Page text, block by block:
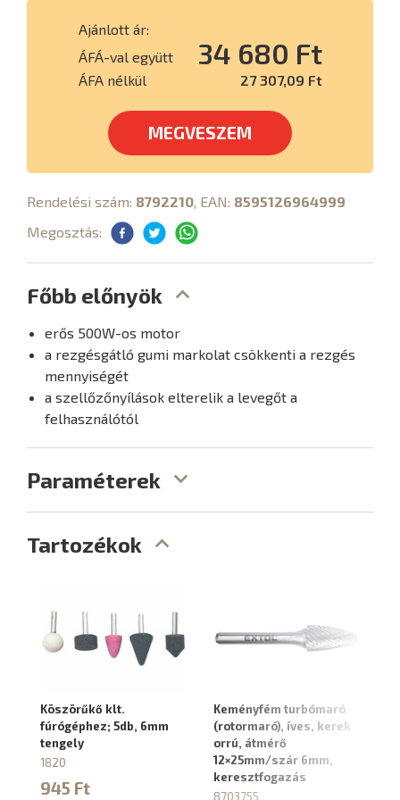
Ajánlott ár:
ÁFÁ-val együtt
34 680 Ft
ÁFA nélkül 27 307,09 Ft
MEGVESZEM
Rendelési szám: 8792210 , EAN: 8595126964999
Megosztás:
Főbb előnyök
erős 500W-os motor
a rezgésgátló gumi markolat csökkenti a rezgés
mennyiségét
a szellőzőnyílások elterelik a levegőt a
felhasználótól
Paraméterek
Tartozékok
Köszörűkő klt.
fúrógéphez; 5db, 6mm
tengely
1820
945 Ft
Keményfém turbómaró
(rotormaró), íves, kerek
orrú, átmérő
12×25mm/szár 6mm,
keresztfogazás
8703755